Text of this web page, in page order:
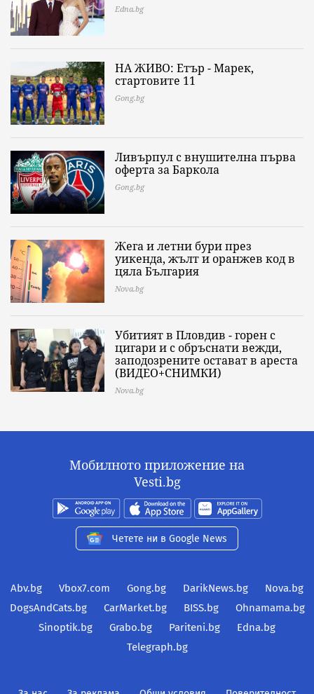
Edna.bg
НА ЖИВО: Етър - Марек,
стартовите 11
Gong.bg
Ливърпул с внушителна първа
оферта за Баркола
Gong.bg
Жега и летни бури през
уикенда, жълт и оранжев код в
цяла България
Nova.bg
Убитият в Пловдив - горен с
цигари и с обръснати вежди,
заподозрените остават в ареста
(ВИДЕО+СНИМКИ)
Nova.bg
Мобилното приложение на
Vesti.bg
Четете ни в Google News
Abv.bg Vbox7.com Gong.bg DarikNews.bg
Nova.bg
DogsAndCats.bg
CarMarket.bg BISS.bg
Ohnamama.bg
Sinoptik.bg
Grabo.bg Pariteni.bg
Edna.bg
Telegraph.bg